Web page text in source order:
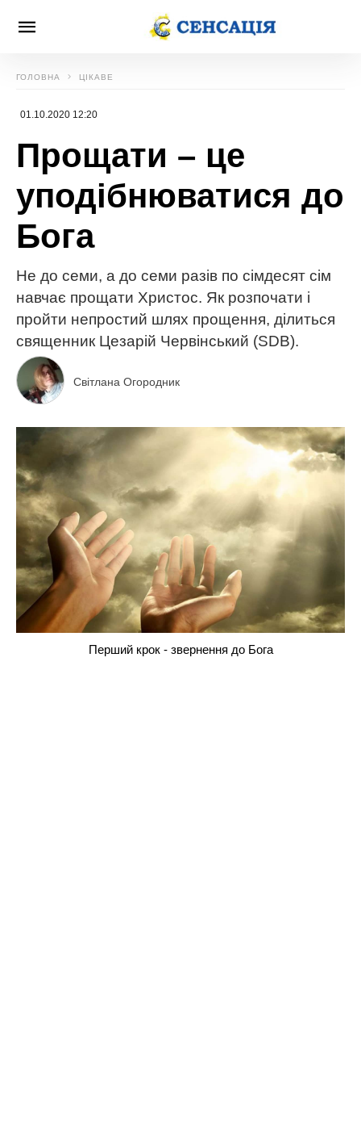
ГОЛОВНА ЦІКАВЕ
01.10.2020 12:20
Прощати – це
уподібнюватися до
Бога
Не до семи, а до семи разів по сімдесят сім
навчає прощати Христос. Як розпочати і
пройти непростий шлях прощення, ділиться
священник Цезарій Червінський (SDB).
Світлана Огородник
Перший крок - звернення до Бога